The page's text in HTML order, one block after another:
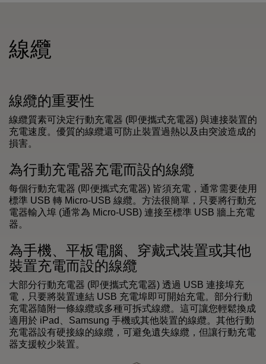
線纜
線纜的重要性
線纜質素可決定行動充電器 (即便攜式充電器) 與連接裝置的
充電速度。優質的線纜還可防止裝置過熱以及由突波造成的
損害。
為行動充電器充電而設的線纜
每個行動充電器 (即便攜式充電器) 皆須充電，通常需要使用
標準 USB 轉 Micro-USB 線纜。方法很簡單，只要將行動充
電器輸入埠 (通常為 Micro-USB) 連接至標準 USB 牆上充電
器。
為手機、平板電腦、穿戴式裝置或其他
裝置充電而設的線纜
大部分行動充電器 (即便攜式充電器) 透過 USB 連接埠充
電，只要將裝置連結 USB 充電埠即可開始充電。部分行動
充電器隨附一條線纜或多種可拆式線纜。這可讓您輕鬆換成
適用於 iPad、Samsung 手機或其他裝置的線纜。其他行動
充電器設有硬接線的線纜，可避免遺失線纜，但讓行動充電
器支援較少裝置。